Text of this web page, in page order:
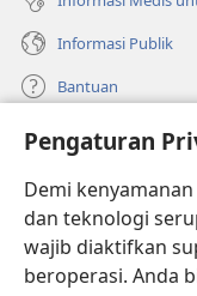
Pengaturan
Demi
dan teknologi
wajib diaktifkan
beroperasi. Anda
Informasi Publik
Bantuan
Sumbangan
(terbuka
di
window
baru)
PERPUSTAKAAN
(terbuka
di
windowJW Hub
(terbuka